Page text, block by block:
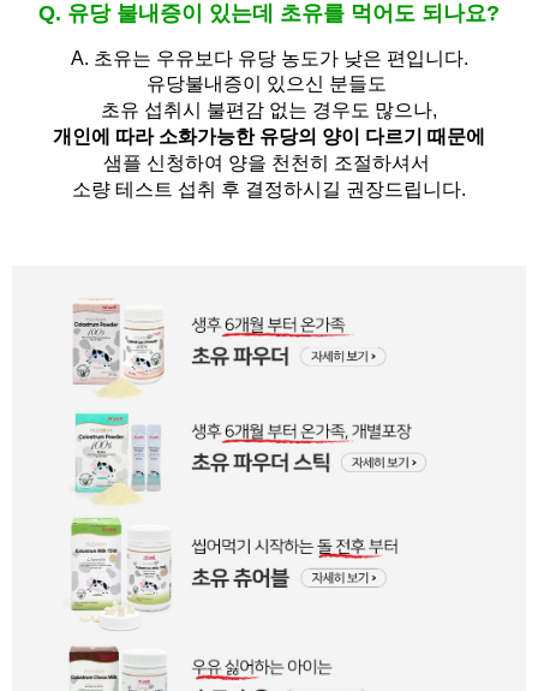
Q. 유당 불내증이 있는데 초유를 먹어도 되나요?
A. 초유는 우유보다 유당 농도가 낮은 편입니다.
유당불내증이 있으신 분들도
초유 섭취시 불편감 없는 경우도 많으나,
개인에 따라 소화가능한 유당의 양이 다르기 때문에
샘플 신청하여 양을 천천히 조절하셔서
소량 테스트 섭취 후 결정하시길 권장드립니다.